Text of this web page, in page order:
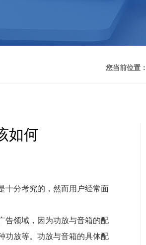
您当前位置：
如何
十分考究的，然而用户经常面
告领域，因为功放与音箱的配
功放等。功放与音箱的具体配